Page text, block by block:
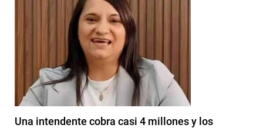
Una intendente cobra casi 4 millones y los